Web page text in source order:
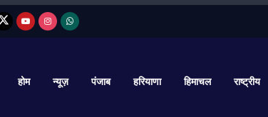
होम न्यूज़ पंजाब हरियाणा हिमाचल राष्ट्रीय